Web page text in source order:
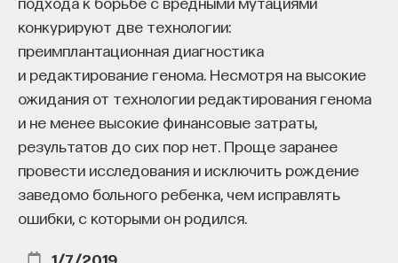
конкурируют две технологии:
преимплантационная диагностика
и редактирование генома. Несмотря на высокие
ожидания от технологии редактирования генома
и не менее высокие финансовые затраты,
результатов до сих пор нет. Проще заранее
провести исследования и исключить рождение
заведомо больного ребенка, чем исправлять
ошибки, с которыми он родился.
1/7/2019